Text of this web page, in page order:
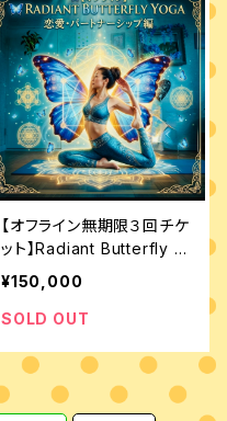
【オフライン無期限３回チケ
ット】Radiant Butterfly Yo
ga 恋愛・パートナーシップ
¥150,000
SOLD OUT